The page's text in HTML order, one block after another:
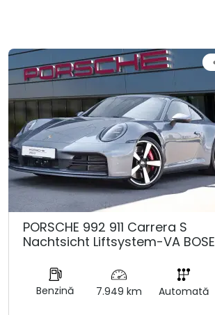
PORSCHE 992 911 Carrera S
Nachtsicht Liftsystem-VA BOSE
Benzină 7.949 km Automată